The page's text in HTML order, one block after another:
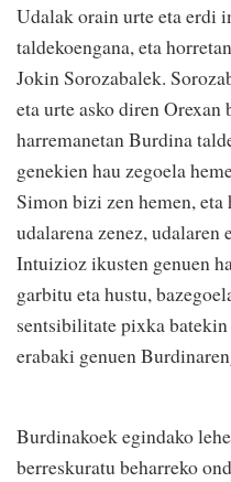
Udalak orain urte eta erdi
taldekoengana, eta
Jokin Sorozabalek.
eta urte asko diren
harremanetan Burdina
genekien hau zegoela
Simon bizi zen hemen,
udalarena zenez, udalaren
Intuizioz ikusten genuen
garbitu eta hustu,
sentsibilitate pixka
erabaki genuen
Burdinakoek egindako
berreskuratu beharreko